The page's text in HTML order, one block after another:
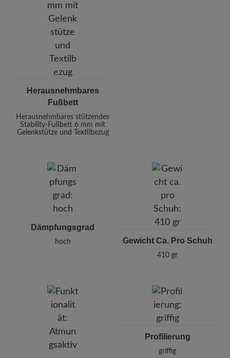
Herausnehmbares
Fußbett
Herausnehmbares stützendes
Stability-Fußbett 6 mm mit
Gelenkstütze und Textilbezug
Dämpfungsgrad
hoch Gewicht Ca. Pro Schuh
410 gr
Profilierung
griffig